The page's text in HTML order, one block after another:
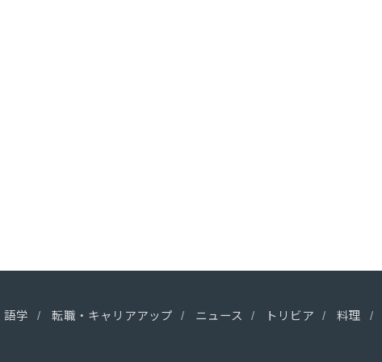
語学 転職・キャリアアップ ニュース トリビア 料理